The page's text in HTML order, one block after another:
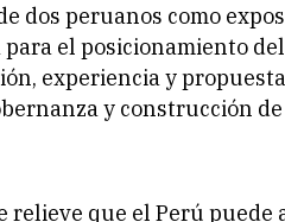
dos peruanos como
el posicionamiento
experiencia y
y construcción
relieve que el Perú